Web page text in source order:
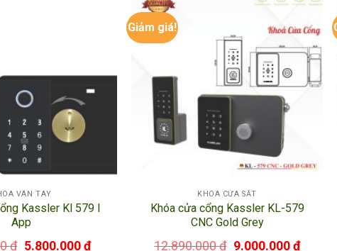
khóa cơ bản bao gồm các bộ phận cơ bản như tay cầm, chốt
vi xử lý để ghi lại và xác nhận thẻ hay vân tay, mã số đúng
mã số của chủ nhà.
tay có an toàn không?
sử dụng vân tay như 1 chiếc chìa khóa để mở cửa trong đó
tay của người sử dụng có dấu vân tay hợp lệ bạn mới có thể
năng rất thông minh lưu trữ thời điểm mở cửa, lịch sử người
đảm bảo an toàn tuyệt đối.
VÂN TAY
Kassler Kl 579 I
App
₫ 5.800.000₫
Giảm giá!
KHÓA CỬA SẮT
Khóa cửa cổng Kassler KL-579
CNC Gold Grey
12.890.000₫ 9.000.000₫